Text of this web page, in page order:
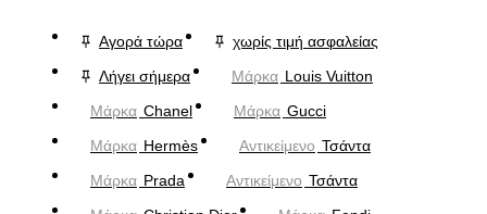
Αγορά τώρα
χωρίς τιμή ασφαλείας
Λήγει σήμερα
Μάρκα Louis Vuitton
Μάρκα Chanel Μάρκα Gucci
Μάρκα Hermès Αντικείμενο Τσάντα
Μάρκα Prada Αντικείμενο Τσάντα